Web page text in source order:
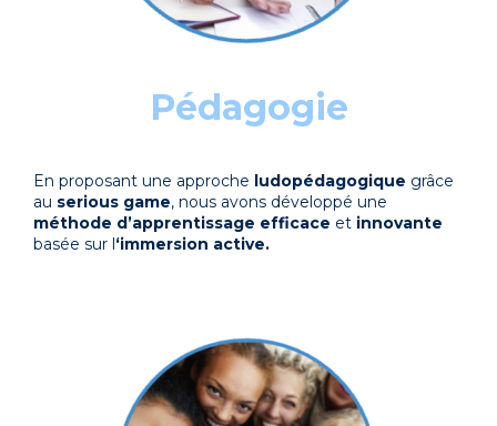
Pédagogie
En proposant une approche ludopédagogique grâce
au serious game, nous avons développé une
méthode d’apprentissage efficace et innovante
basée sur l ‘immersion active.